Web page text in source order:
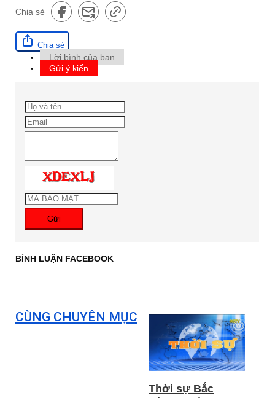
Chia sẻ
Chia sẻ
Lời bình của bạn
Gửi ý kiến
Gửi
BÌNH LUẬN FACEBOOK
CÙNG CHUYÊN MỤC
Thời sự Bắc